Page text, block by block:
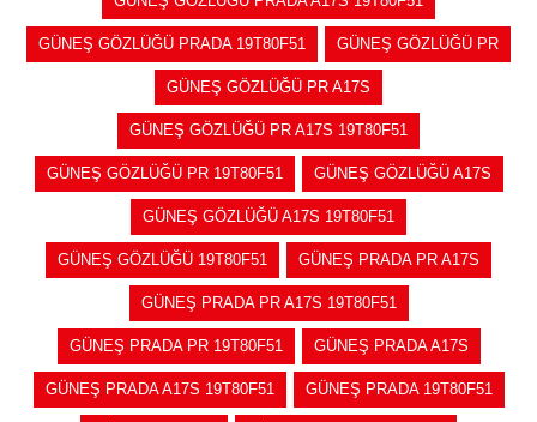
GÜNEŞ GÖZLÜĞÜ PRADA 19T80F51 GÜNEŞ GÖZLÜĞÜ PR
GÜNEŞ GÖZLÜĞÜ PR A17S
GÜNEŞ GÖZLÜĞÜ PR A17S 19T80F51
GÜNEŞ GÖZLÜĞÜ PR 19T80F51 GÜNEŞ GÖZLÜĞÜ A17S
GÜNEŞ GÖZLÜĞÜ A17S 19T80F51
GÜNEŞ GÖZLÜĞÜ 19T80F51 GÜNEŞ PRADA PR A17S
GÜNEŞ PRADA PR A17S 19T80F51
GÜNEŞ PRADA PR 19T80F51 GÜNEŞ PRADA A17S
GÜNEŞ PRADA A17S 19T80F51 GÜNEŞ PRADA 19T80F51